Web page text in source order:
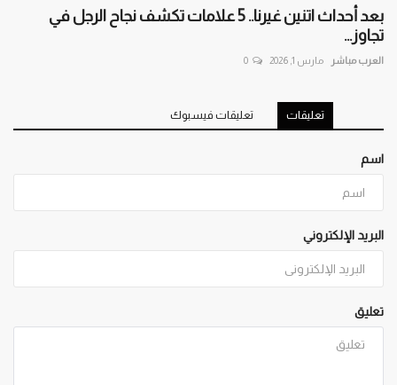
بعد أحداث اتنين غيرنا.. 5 علامات تكشف نجاح الرجل في
تجاوز...
العرب مباشر مارس 1, 2026 0
تعليقات تعليقات فيسبوك
اسم
البريد الإلكتروني
تعليق